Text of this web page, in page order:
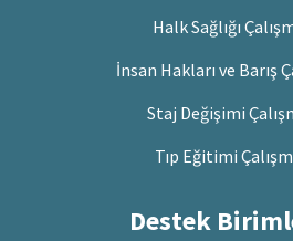
Halk Sağlığı
İnsan Hakları ve Barış
Staj Değişimi
Tıp Eğitimi
Destek